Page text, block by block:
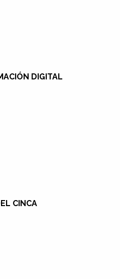
DIGITAL
CINCA